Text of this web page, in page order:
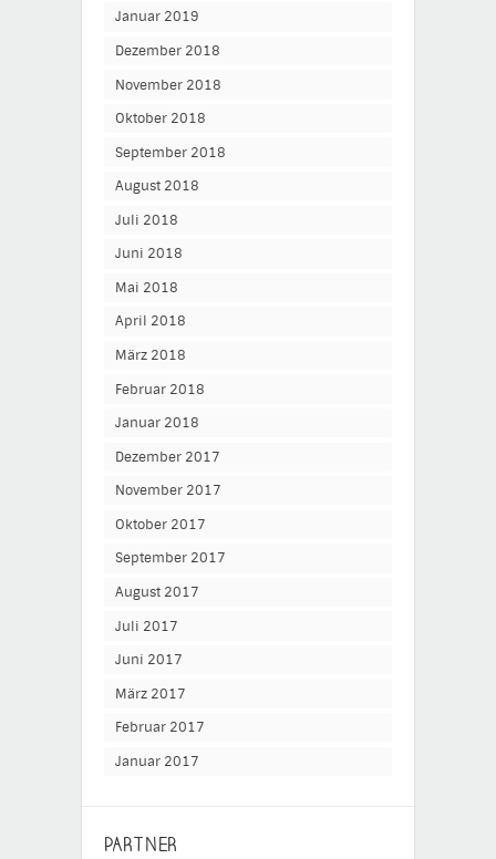
Januar 2019
Dezember 2018
November 2018
Oktober 2018
September 2018
August 2018
Juli 2018
Juni 2018
Mai 2018
April 2018
März 2018
Februar 2018
Januar 2018
Dezember 2017
November 2017
Oktober 2017
September 2017
August 2017
Juli 2017
Juni 2017
März 2017
Februar 2017
Januar 2017
PARTNER